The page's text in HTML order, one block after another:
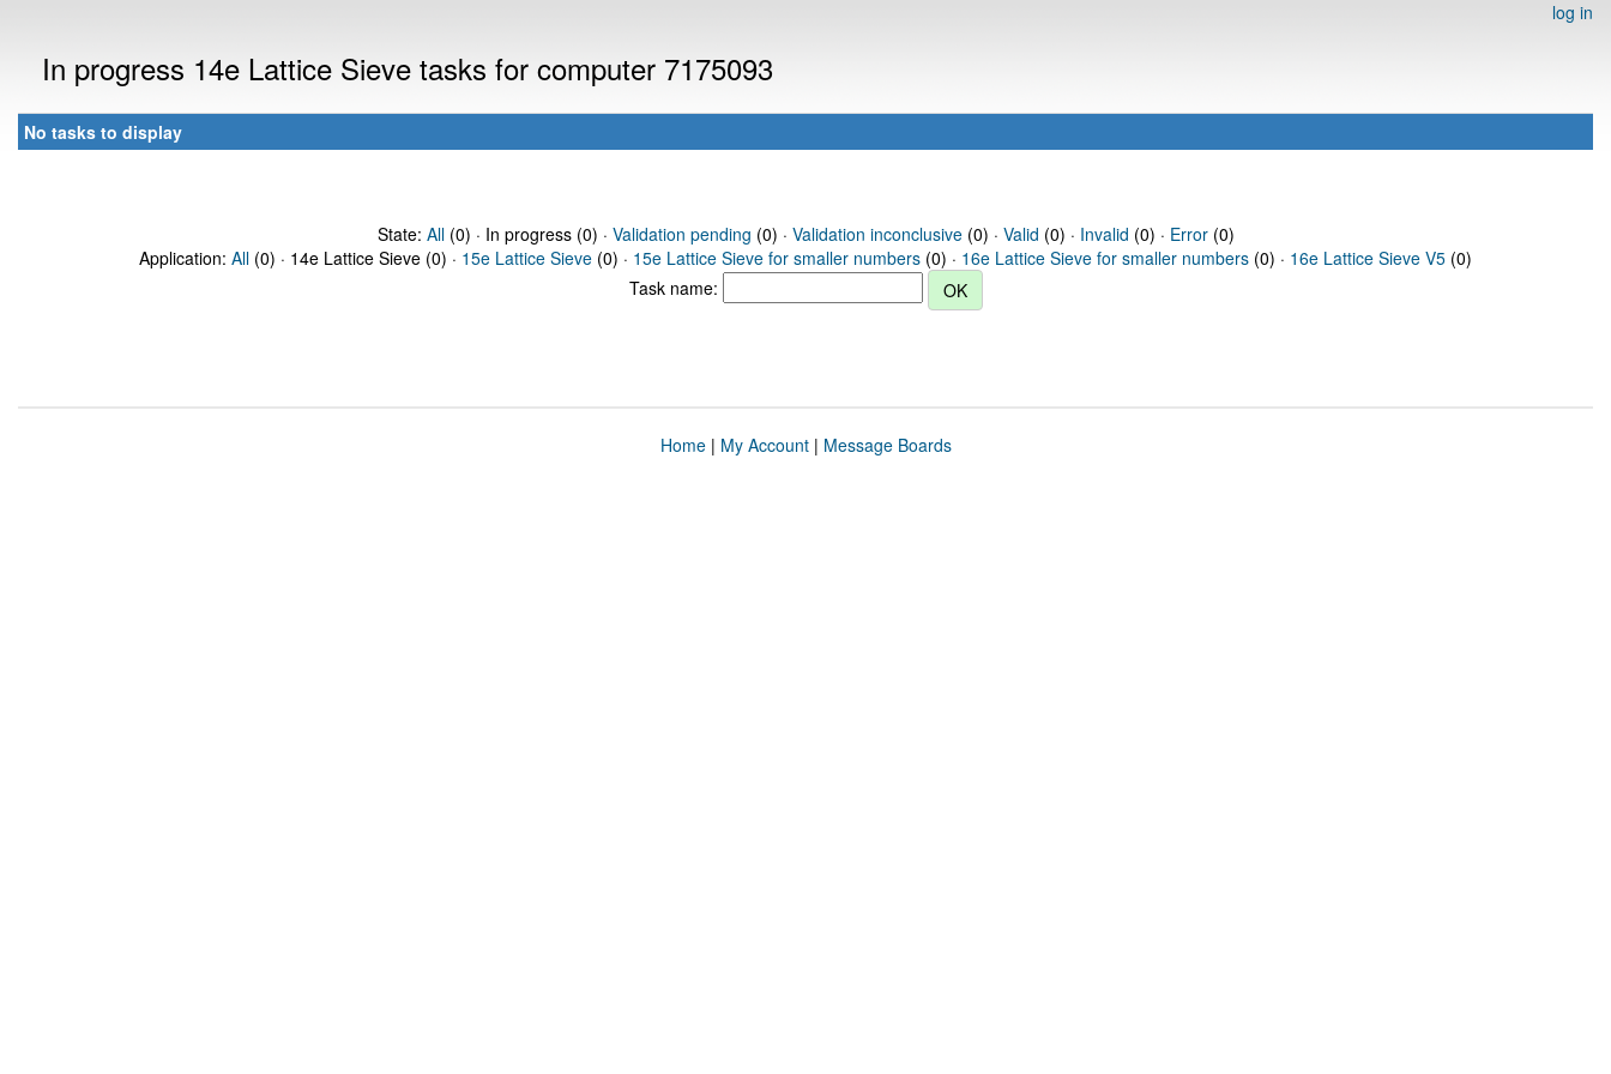
log in
In progress 14e Lattice Sieve tasks for computer 7175093
No tasks to display
State: All(0) · In progress (0) · Validation pending (0) · Validation inconclusive(0) · Valid (0) · Invalid (0) · Error(0)
Application: All (0) · 14e Lattice Sieve (0) · 15e Lattice Sieve (0) · 15e Lattice Sieve for smaller numbers (0) · 16e Lattice Sieve for smaller numbers (0) · 16e Lattice Sieve V5 (0)
Task name:
Home| My Account| Message Boards